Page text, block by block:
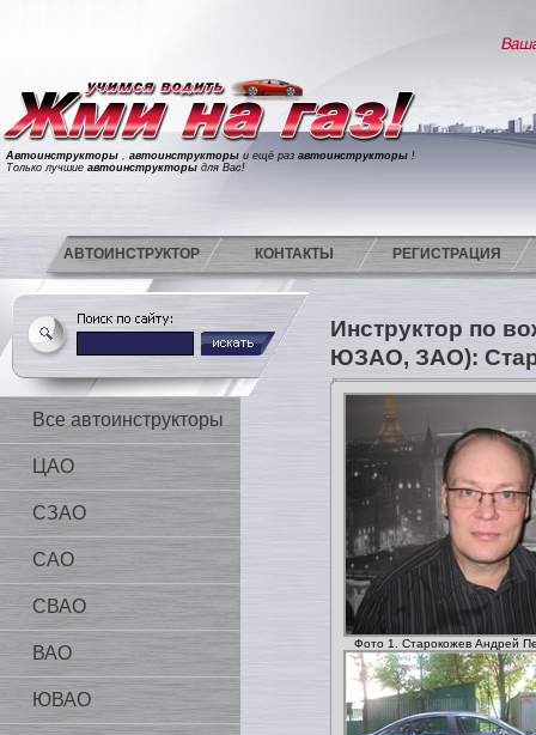
Автоинструкторы , автоинструкторы и ещё раз автоинструкторы !
Только лучшие автоинструкторы для Вас!
АВТОИНСТРУКТОР КОНТАКТЫ РЕГИСТРАЦИЯ
Все автоинструкторы
ЦАО
СЗАО
САО
СВАО
ВАО
ЮВАО
Инструктор по
ЮЗАО, ЗАО):
Фото 1. Старокожев Андрей